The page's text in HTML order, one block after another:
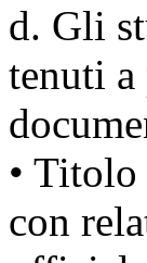
d. Gli
tenuti a
•
con